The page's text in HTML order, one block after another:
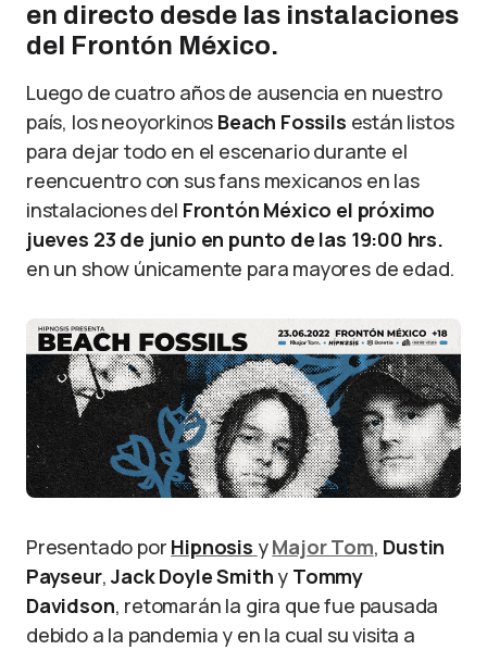
en directo desde las instalaciones
del Frontón México.
Luego de cuatro años de ausencia en nuestro
país, los neoyorkinos Beach Fossils están listos
para dejar todo en el escenario durante el
reencuentro con sus fans mexicanos en las
instalaciones del Frontón México el próximo
jueves 23 de junio en punto de las 19:00 hrs.
en un show únicamente para mayores de edad.
Presentado por Hipnosis yMajor Tom, Dustin
Payseur,Jack Doyle Smith y Tommy
Davidson, retomarán la gira que fue pausada
debido a la pandemia y en la cual su visita a